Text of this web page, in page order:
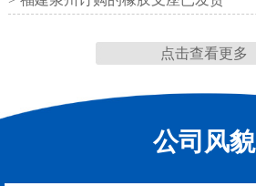
点击查看更多
公司风貌